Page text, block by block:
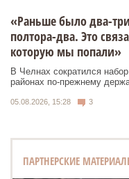
«Раньше было два-
полтора-два. Это
которую мы попали»
В Челнах сократился
районах по-прежнему
05.08.2026, 15:28 3
ПАРТНЕРСКИЕ